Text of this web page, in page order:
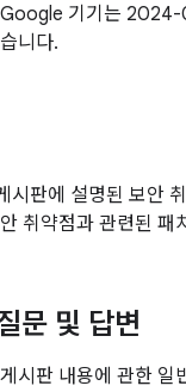
기기는
니다.
시판에 설명된 보안
취약점과 관련된 패
문 및 답변
시판 내용에 관한 일